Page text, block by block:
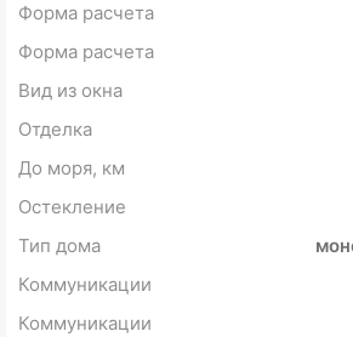
Форма расчета
Форма расчета
Вид из окна
Отделка
До моря, км
Остекление
Тип дома
Коммуникации
Коммуникации